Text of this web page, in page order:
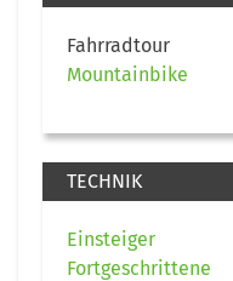
Fahrradtour
Mountainbike
TECHNIK
Einsteiger
Fortgeschrittene